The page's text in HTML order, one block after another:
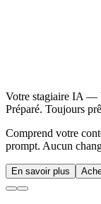
Votre stagiaire IA —
Préparé. Toujours
Comprend votre
prompt. Aucun
En savoir plus